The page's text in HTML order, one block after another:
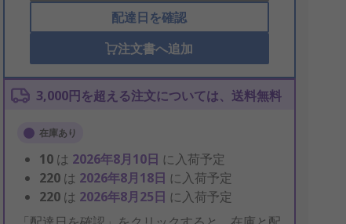
配達日を確認
注文書へ追加
3,000円を超える注文については、送料無料
在庫あり
10 は 2026年8月10日 に入荷予定
220 は 2026年8月18日 に入荷予定
220 は 2026年8月25日 に入荷予定